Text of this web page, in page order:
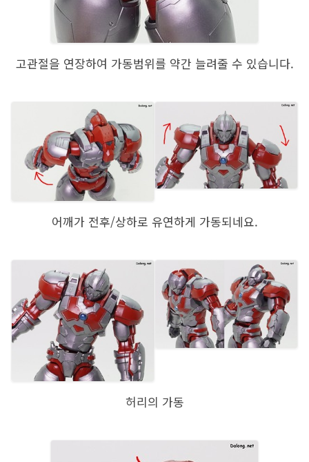
고관절을 연장하여 가동범위를 약간 늘려줄 수 있습니다.
어깨가 전후/상하로 유연하게 가동되네요.
허리의 가동